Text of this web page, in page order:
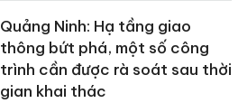
Quảng Ninh: Hạ tầng giao
thông bứt phá, một số công
trình cần được rà soát sau thời
gian khai thác